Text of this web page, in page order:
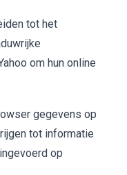
tot het
om hun online
gegevens op
tot informatie
op